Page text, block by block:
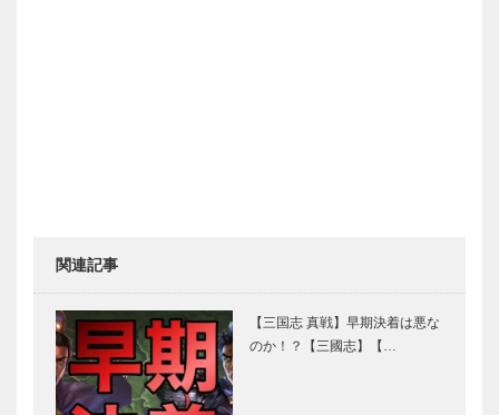
関連記事
【三国志 真戦】早期決着は悪な
のか！？【三國志】【…